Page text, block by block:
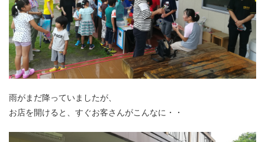
雨がまだ降っていましたが、
お店を開けると、すぐお客さんがこんなに・・